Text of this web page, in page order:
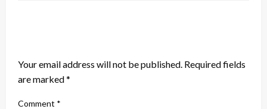
Your email address will not be published. Required fields
are marked*
Comment *